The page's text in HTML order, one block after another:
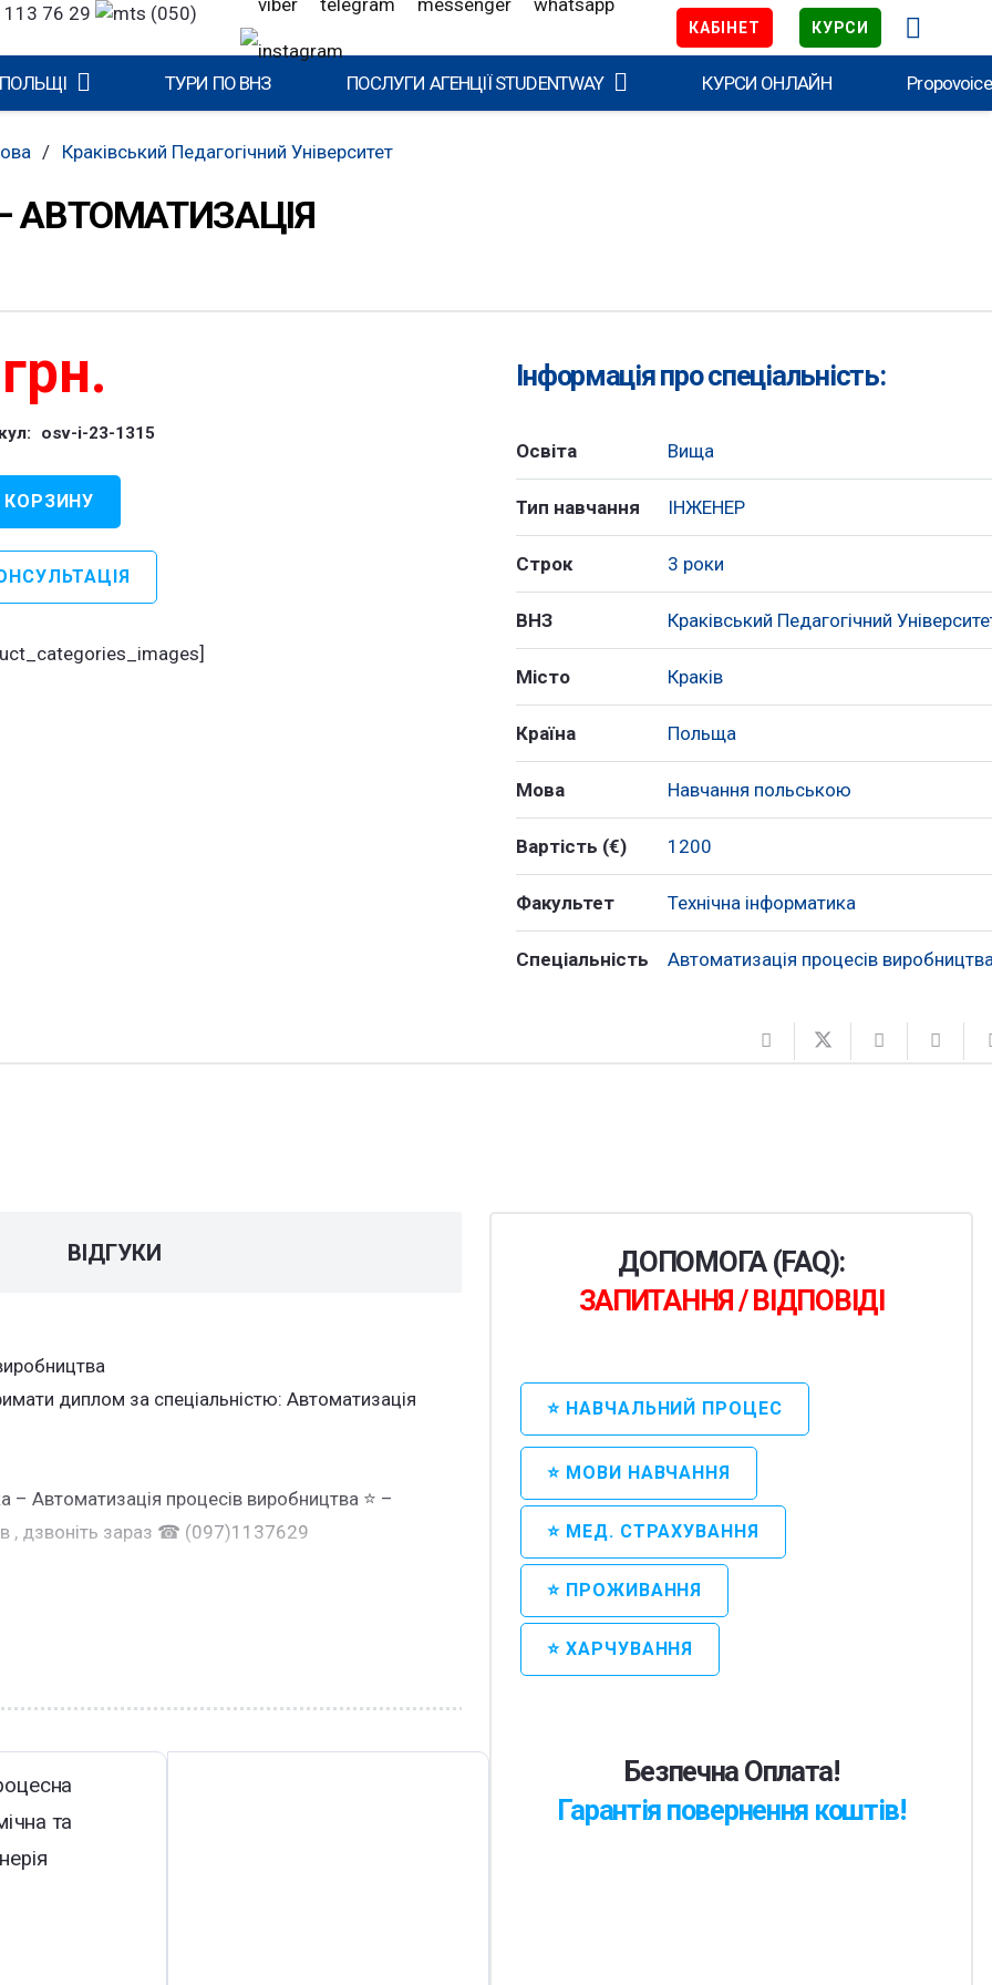
113 76 29
(050)
КАБІНЕТ КУРСИ
ТУРИ ПО ВНЗ ПОСЛУГИ АГЕНЦІЇ STUDENTWAY КУРСИ ОНЛАЙН
/ Краківський Педагогічний Університет
АВТОМАТИЗАЦІЯ
грн.
osv-i-23-1315
КОРЗИНУ
Інформація про спеціальність:
Освіта Вища
Тип навчання ІНЖЕНЕР
Строк 3 роки
ВНЗ Краківський Педагогічний
Місто Краків
Країна Польща
Мова Навчання польською
Вартість (€) 1200
Факультет Технічна інформатика
Спеціальність Автоматизація процесів
ВІДГУКИ
диплом за спеціальністю: Автоматизація
– Автоматизація процесів виробництва ⭐ –
, дзвоніть зараз ☎ (097)1137629
ДОПОМОГА (FAQ):
ЗАПИТАННЯ / ВІДПОВІДІ
⭐ НАВЧАЛЬНИЙ ПРОЦЕС
⭐ МОВИ НАВЧАННЯ
⭐ МЕД. СТРАХУВАННЯ
⭐ ПРОЖИВАННЯ
⭐ ХАРЧУВАННЯ
Безпечна Оплата!
Гарантія повернення коштів!